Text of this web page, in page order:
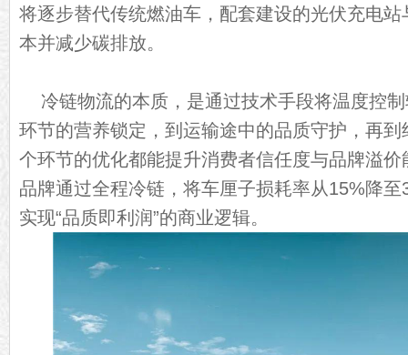
将逐步替代传统燃油车，配套建设的光伏充电
本并减少碳排放。
冷链物流的本质，是通过技术手段将温度控
环节的营养锁定，到运输途中的品质守护，再
个环节的优化都能提升消费者信任度与品牌溢
品牌通过全程冷链，将车厘子损耗率从15%降
实现“品质即利润”的商业逻辑。